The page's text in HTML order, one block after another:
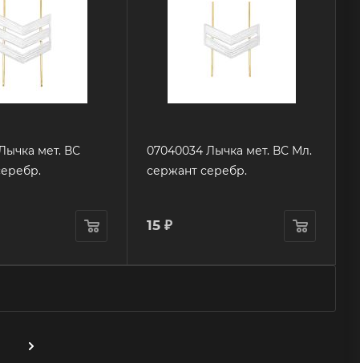
07040034 Лычка мет. ВС Мл.
сержант серебр.
15 ₽